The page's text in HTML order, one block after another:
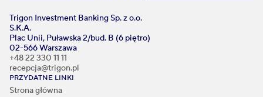
Trigon Investment Banking Sp. z o.o.
S.K.A.
Plac Unii, Puławska 2/bud. B (6 piętro)
02-566 Warszawa
+48 22 330 11 11
recepcja@trigon.pl
PRZYDATNE LINKI
Strona główna